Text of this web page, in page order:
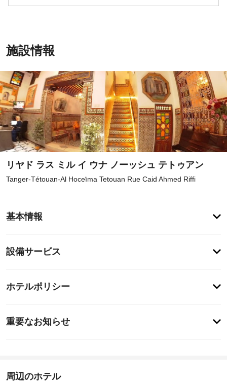
施設情報
リヤド ラス ミル イ ウナ ノーッシュ テトゥアン
Tanger-Tétouan-Al Hoceïma Tetouan Rue Caid Ahmed Riffi
基本情報
録
が
ま
ん
設備サービス
録
あ
ま
ホテルポリシー
録
が
ま
ん
重要なお知らせ
に
あ
周辺のホテル